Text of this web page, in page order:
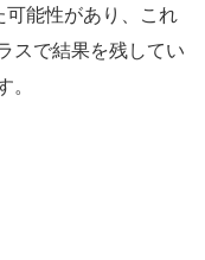
可能性があり、これ
スで結果を残してい